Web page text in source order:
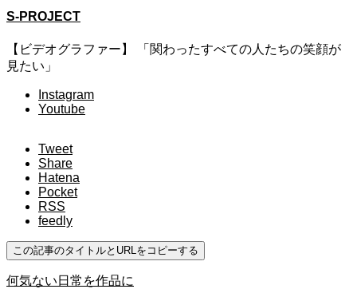
S-PROJECT
【ビデオグラファー】 「関わったすべての人たちの笑顔が
見たい」
Instagram
Youtube
Tweet
Share
Hatena
Pocket
RSS
feedly
この記事のタイトルとURLをコピーする
何気ない日常を作品に